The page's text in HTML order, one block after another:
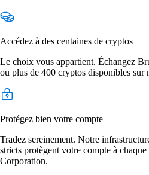
Accédez à des centaines de cryptos
Le choix vous appartient. Échangez
ou plus de 400 cryptos disponibles sur
Protégez bien votre compte
Tradez sereinement. Notre
stricts protègent votre compte à
Corporation.